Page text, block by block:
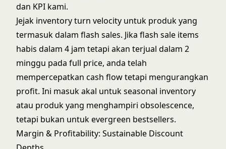
dan KPI kami.
Jejak inventory turn velocity untuk produk yang
termasuk dalam flash sales. Jika flash sale items
habis dalam 4 jam tetapi akan terjual dalam 2
minggu pada full price, anda telah
mempercepatkan cash flow tetapi mengurangkan
profit. Ini masuk akal untuk seasonal inventory
atau produk yang menghampiri obsolescence,
tetapi bukan untuk evergreen bestsellers.
Margin & Profitability: Sustainable Discount